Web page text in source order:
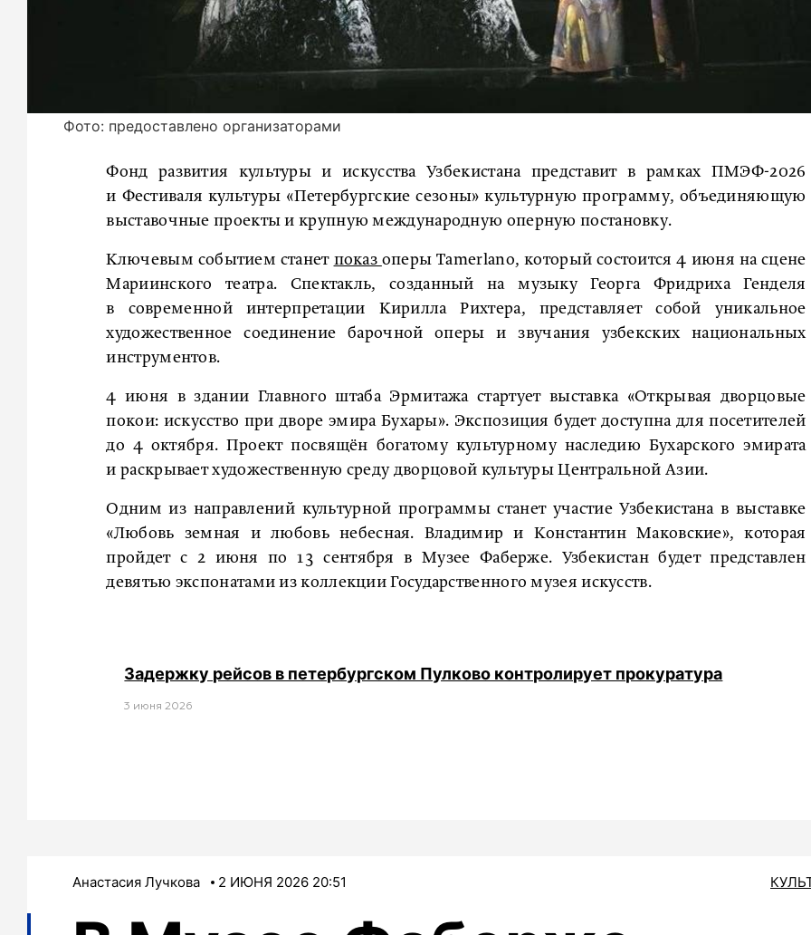
Фото: предоставлено организаторами
Фонд развития культуры и искусства Узбекистана представит в рамках ПМЭФ-2026
и Фестиваля культуры «Петербургские сезоны» культурную программу, объединяющую
выставочные проекты и крупную международную оперную постановку.
Ключевым событием станет показ оперы Tamerlano, который состоится 4 июня на сцене
Мариинского театра. Спектакль, созданный на музыку Георга Фридриха Генделя
в современной интерпретации Кирилла Рихтера, представляет собой уникальное
художественное соединение барочной оперы и звучания узбекских национальных
инструментов.
4 июня в здании Главного штаба Эрмитажа стартует выставка «Открывая дворцовые
покои: искусство при дворе эмира Бухары». Экспозиция будет доступна для посетителей
до 4 октября. Проект посвящён богатому культурному наследию Бухарского эмирата
и раскрывает художественную среду дворцовой культуры Центральной Азии.
Одним из направлений культурной программы станет участие Узбекистана в выставке
«Любовь земная и любовь небесная. Владимир и Константин Маковские», которая
пройдет с 2 июня по 13 сентября в Музее Фаберже. Узбекистан будет представлен
девятью экспонатами из коллекции Государственного музея искусств.
Задержку рейсов в петербургском Пулково контролирует прокуратура
3 июня 2026
Анастасия Лучкова 2 ИЮНЯ 2026 20:51